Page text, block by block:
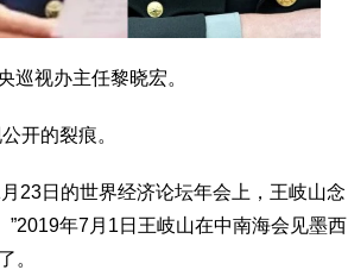
巡视办主任黎晓宏。
开的裂痕。
23日的世界经济论坛年会上，王岐山念
年7月1日王岐山在中南海会见墨西
。